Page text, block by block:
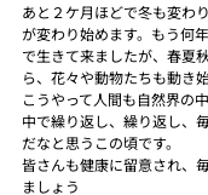
あと２ケ月ほどで冬も変わ
が変わり始めます。もう何
で生きて来ましたが、春夏
ら、花々や動物たちも動き始
こうやって人間も自然界の
中で繰り返し、繰り返し、
だなと思うこの頃です。
皆さんも健康に留意され、
ましょう